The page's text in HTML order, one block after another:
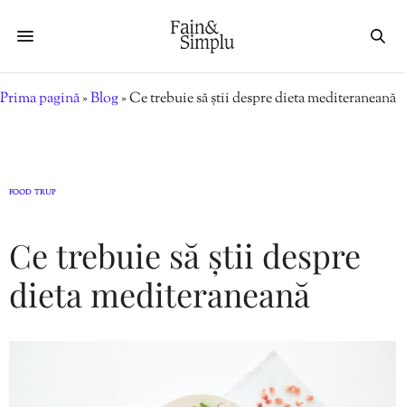
Prima pagină»Blog»Ce trebuie să știi despre dieta mediteraneană
FOOD TRUP
Ce trebuie să știi despre
dieta mediteraneană